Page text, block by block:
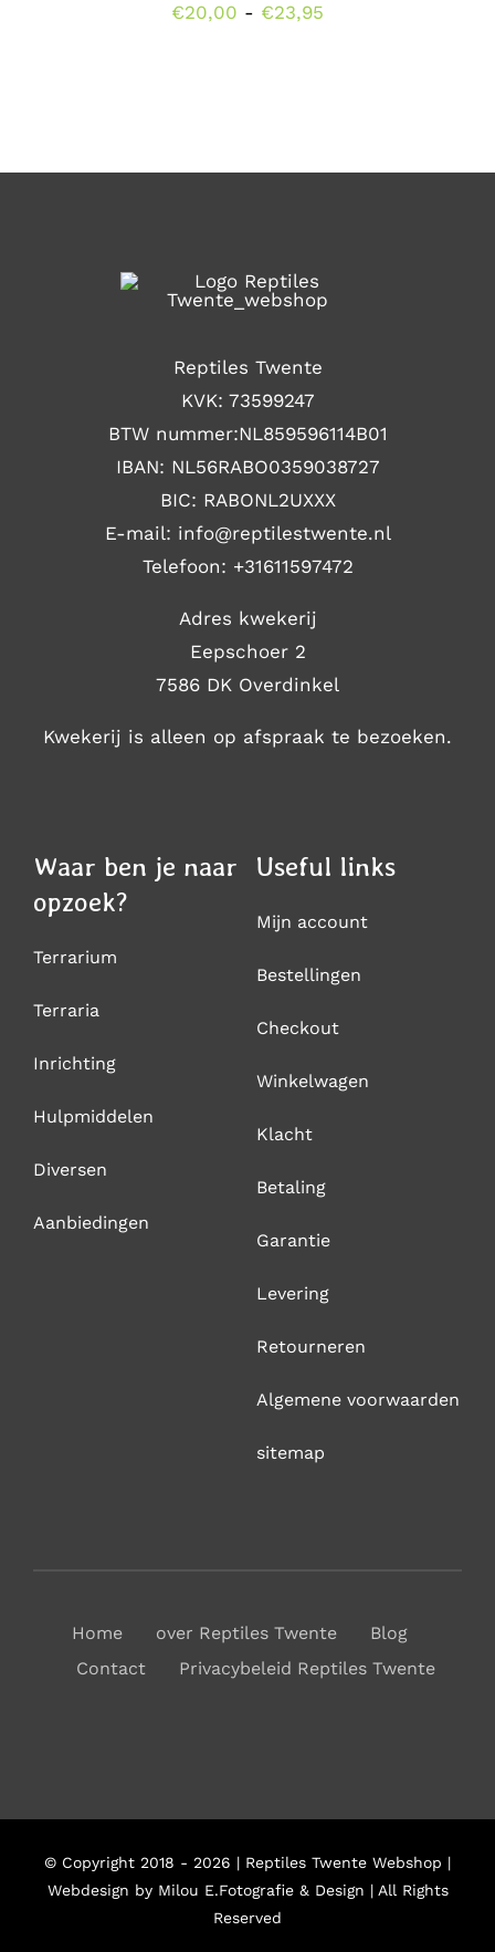
€20,00 - €23,95
Reptiles Twente
KVK: 73599247
BTW nummer:NL859596114B01
IBAN: NL56RABO0359038727
BIC: RABONL2UXXX
E-mail: info@reptilestwente.nl
Telefoon: +31611597472
Adres kwekerij
Eepschoer 2
7586 DK Overdinkel
Kwekerij is alleen op afspraak te bezoeken.
Waar ben je naar
opzoek?
Terrarium
Terraria
Inrichting
Hulpmiddelen
Diversen
Aanbiedingen
Useful links
Mijn account
Bestellingen
Checkout
Winkelwagen
Klacht
Betaling
Garantie
Levering
Retourneren
Algemene voorwaarden
sitemap
Home over Reptiles Twente
Blog
Contact
Privacybeleid Reptiles Twente
© Copyright 2018 - 2026 | Reptiles Twente Webshop |
Webdesign by Milou E.Fotografie & Design | All Rights
Reserved